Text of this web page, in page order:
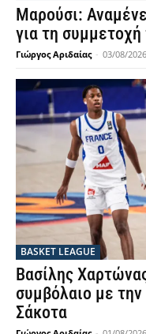
Μαρούσι:
για τη συμμετοχή
Γιώργος Αριδαίας - 03/08/
BASKET LEAGUE
Βασίλης
συμβόλαιο με
Σάκοτα